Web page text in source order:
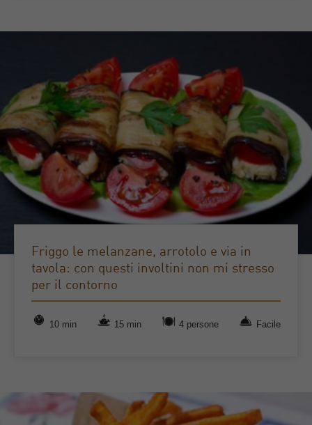
Friggo le melanzane, arrotolo e via in
tavola: con questi involtini non mi stresso
per il contorno
10 min 15 min 4 persone Facile